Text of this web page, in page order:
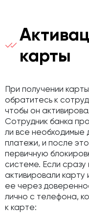
карты
При получении
обратитесь к
чтобы он
Сотрудник банка
ли все необходимые
платежи, и после
первичную
системе. Если сразу
активировали карту
ее через
лично с телефона,
к карте: